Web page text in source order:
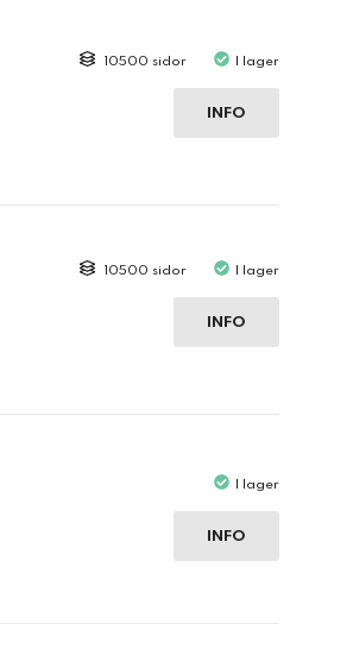
10500 sidor I lager
INFO
10500 sidor I lager
INFO
I lager
INFO